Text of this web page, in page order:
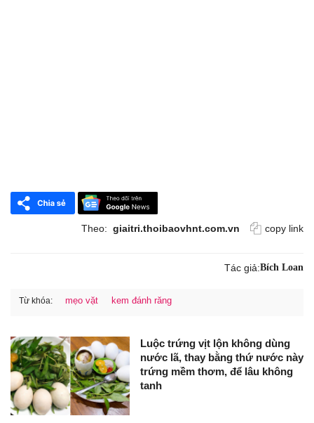
Theo: giaitri.thoibaovhnt.com.vn copy link
Tác giả:Bích Loan
Từ khóa: mẹo vặt kem đánh răng
Luộc trứng vịt lộn không dùng
nước lã, thay bằng thứ nước này
trứng mềm thơm, để lâu không
tanh